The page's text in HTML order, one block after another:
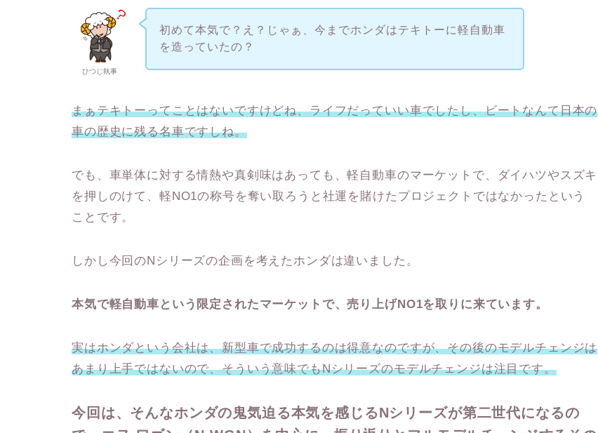
ひつじ執事
初めて本気で？え？じゃぁ、今までホンダはテキトーに軽自動車
を造っていたの？
まぁテキトーってことはないですけどね、ライフだっていい車でしたし、ビートなんて日本の
車の歴史に残る名車ですしね。
でも、車単体に対する情熱や真剣味はあっても、軽自動車のマーケットで、ダイハツやスズキ
を押しのけて、軽NO1の称号を奪い取ろうと社運を賭けたプロジェクトではなかったという
ことです。
しかし今回のNシリーズの企画を考えたホンダは違いました。
本気で軽自動車という限定されたマーケットで、売り上げNO1を取りに来ています。
実はホンダという会社は、新型車で成功するのは得意なのですが、その後のモデルチェンジは
あまり上手ではないので、そういう意味でもNシリーズのモデルチェンジは注目です。
今回は、そんなホンダの鬼気迫る本気を感じるNシリーズが第二世代になるの